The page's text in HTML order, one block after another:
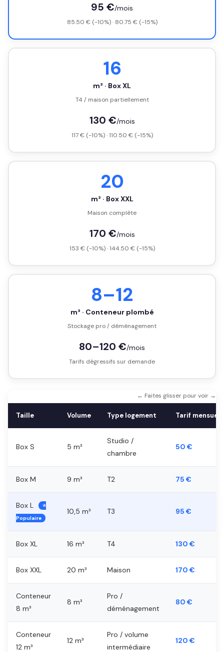
95 €/mois
85.50 € (-10%) · 80.75 € (-15%)
16
m³ · Box XL
T4 / maison partiellement
130 €/mois
117 € (-10%) · 110.50 € (-15%)
20
m³ · Box XXL
Maison complète
170 €/mois
153 € (-10%) · 144.50 € (-15%)
8–12
m³ · Conteneur plombé
Stockage pro / déménagement
80–120 €/mois
Tarifs dégressifs sur demande
← Faites glisser pour voir →
Taille Volume Type logement Tarif mensuel
Box S 5 m³
Studio /
chambre
50 €
Box M 9 m³ T2 75 €
Box L
⭐
Populaire
10,5 m³ T3 95 €
Box XL 16 m³ T4 130 €
Box XXL 20 m³ Maison 170 €
Conteneur
8 m³
8 m³
Pro /
déménagement
80 €
Conteneur
12 m³
12 m³
Pro / volume
intermédiaire
120 €